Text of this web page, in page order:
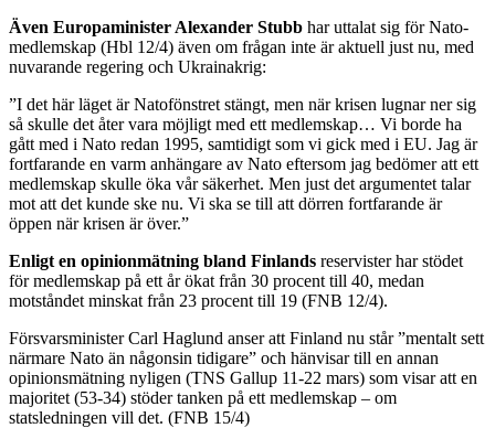
Även Europaminister Alexander Stubb har uttalat sig för Nato-
medlemskap (Hbl 12/4) även om frågan inte är aktuell just nu, med
nuvarande regering och Ukrainakrig:
”I det här läget är Natofönstret stängt, men när krisen lugnar ner sig
så skulle det åter vara möjligt med ett medlemskap… Vi borde ha
gått med i Nato redan 1995, samtidigt som vi gick med i EU. Jag är
fortfarande en varm anhängare av Nato eftersom jag bedömer att ett
medlemskap skulle öka vår säkerhet. Men just det argumentet talar
mot att det kunde ske nu. Vi ska se till att dörren fortfarande är
öppen när krisen är över.”
Enligt en opinionmätning bland Finlands reservister har stödet
för medlemskap på ett år ökat från 30 procent till 40, medan
motståndet minskat från 23 procent till 19 (FNB 12/4).
Försvarsminister Carl Haglund anser att Finland nu står ”mentalt sett
närmare Nato än någonsin tidigare” och hänvisar till en annan
opinionsmätning nyligen (TNS Gallup 11-22 mars) som visar att en
majoritet (53-34) stöder tanken på ett medlemskap – om
statsledningen vill det. (FNB 15/4)